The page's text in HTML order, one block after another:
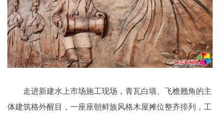
走进新建水上市场施工现场，青瓦白墙、飞檐翘角的主
体建筑格外醒目，一座座朝鲜族风格木屋摊位整齐排列，工